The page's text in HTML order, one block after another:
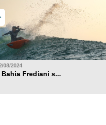
08/2024
Frediani s...